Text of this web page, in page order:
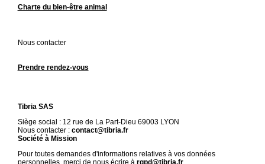
Charte du bien-être animal
Nous contacter
Prendre rendez-vous
Tibria SAS
Siège social : 12 rue de La Part-Dieu 69003 LYON
Nous contacter : contact@tibria.fr
Société à Mission
Pour toutes demandes d'informations relatives à vos données